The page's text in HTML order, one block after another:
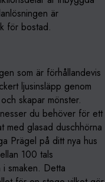
är
för bostad.
som är förhållandevis
ljusinsläpp genom
skapar mönster.
du behöver för ett
med glasad duschhörna
Prägel på ditt nya hus
100 tals
smaken. Detta